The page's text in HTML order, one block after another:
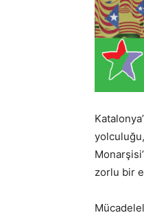
zorlu bir